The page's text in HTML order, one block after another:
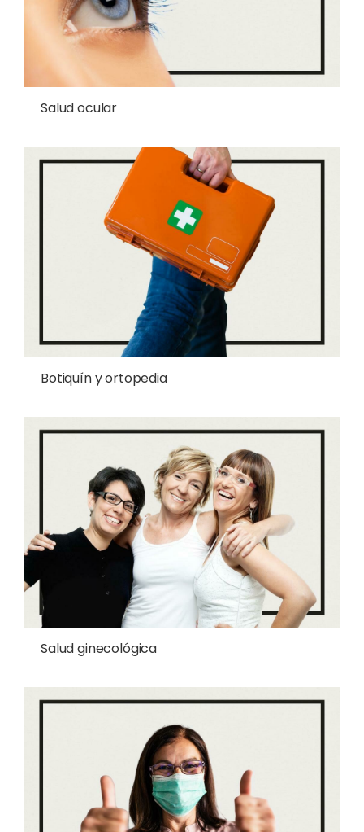
Salud ocular
Botiquín y ortopedia
Salud ginecológica